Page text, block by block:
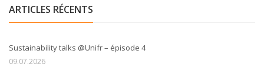
ARTICLES RÉCENTS
Sustainability talks @Unifr – épisode 4
09.07.2026